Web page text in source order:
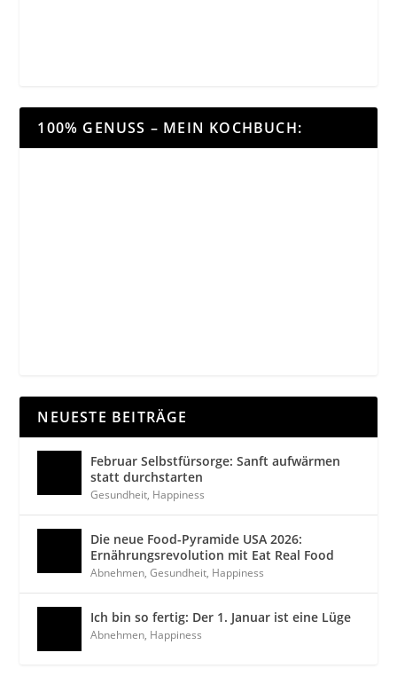
100% GENUSS – MEIN KOCHBUCH:
NEUESTE BEITRÄGE
Februar Selbstfürsorge: Sanft aufwärmen
statt durchstarten
Gesundheit, Happiness
Die neue Food-Pyramide USA 2026:
Ernährungsrevolution mit Eat Real Food
Abnehmen,Gesundheit, Happiness
Ich bin so fertig: Der 1. Januar ist eine Lüge
Abnehmen, Happiness